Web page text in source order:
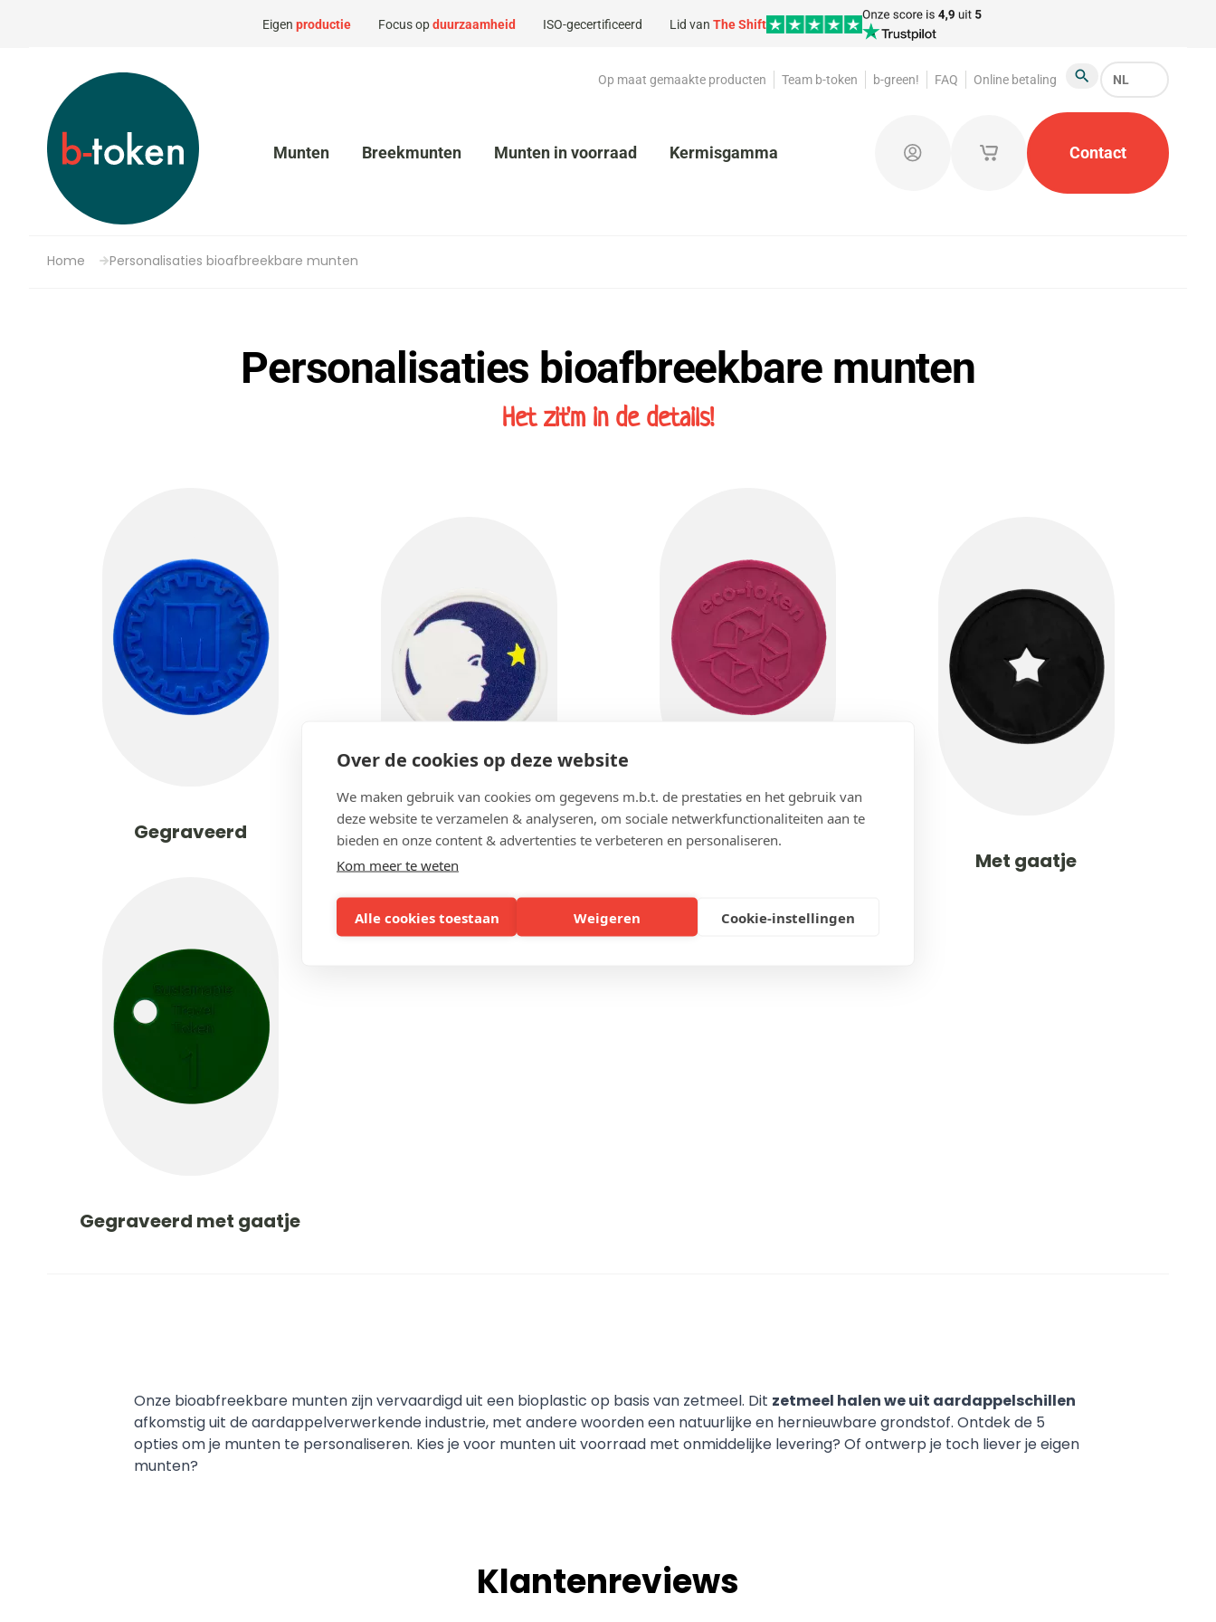
Over de cookies op deze website
We maken gebruik van cookies om gegevens m.b.t. de prestaties en het gebruik van
deze website te verzamelen & analyseren, om sociale netwerkfunctionaliteiten aan te
bieden en onze content & advertenties te verbeteren en personaliseren.
Kom meer te weten
Alle cookies toestaan Weigeren Cookie-instellingen
Eigen productie Focus opduurzaamheid ISO-gecertificeerd Lid van The Shift
Op maat gemaakte producten Team b-token b-green! FAQ Online betaling
Zoeken
NL
Munten Breekmunten Munten in voorraad Kermisgamma Garderobemunten Promotiemateriaal Kleine
Aanmelden Mijn opgeslagen winkelwagentjes
Contact
Home Personalisaties bioafbreekbare munten
Personalisaties bioafbreekbare munten
Het zit'm in de details!
Gegraveerd
Bedrukt
In voorraad
Met gaatje
Gegraveerd met gaatje
Onze bioabfreekbare munten zijn vervaardigd uit een bioplastic op basis van zetmeel. Dit zetmeel halen we uit aardappelschillen
afkomstig uit de aardappelverwerkende industrie, met andere woorden een natuurlijke en hernieuwbare grondstof. Ontdek de 5
opties om je munten te personaliseren. Kies je voor munten uit voorraad met onmiddelijke levering? Of ontwerp je toch liever je eigen
munten?
Klantenreviews